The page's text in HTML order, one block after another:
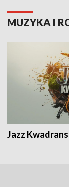
MUZYKA I
Jazz Kwadrans